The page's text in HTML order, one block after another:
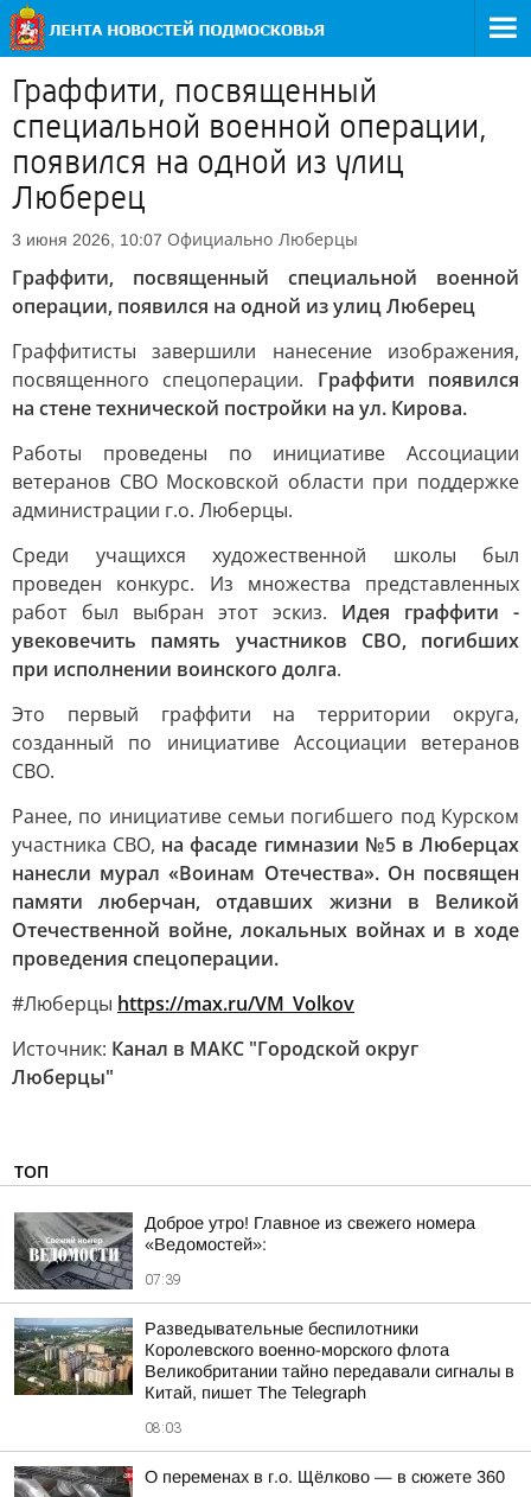
Граффити, посвященный
специальной военной операции,
появился на одной из улиц
Люберец
3 июня 2026, 10:07 Официально Люберцы
Граффити, посвященный специальной военной
операции, появился на одной из улиц Люберец
Граффитисты завершили нанесение изображения,
посвященного спецоперации. Граффити появился
на стене технической постройки на ул. Кирова.
Работы проведены по инициативе Ассоциации
ветеранов СВО Московской области при поддержке
администрации г.о. Люберцы.
Среди учащихся художественной школы был
проведен конкурс. Из множества представленных
работ был выбран этот эскиз. Идея граффити -
увековечить память участников СВО, погибших
при исполнении воинского долга.
Это первый граффити на территории округа,
созданный по инициативе Ассоциации ветеранов
СВО.
Ранее, по инициативе семьи погибшего под Курском
участника СВО, на фасаде гимназии №5 в Люберцах
нанесли мурал «Воинам Отечества». Он посвящен
памяти люберчан, отдавших жизни в Великой
Отечественной войне, локальных войнах и в ходе
проведения спецоперации.
#Люберцы https://max.ru/VM_Volkov
Источник: Канал в МАКС "Городской округ
Люберцы"
ТОП
Доброе утро! Главное из свежего номера
«Ведомостей»:
07:39
Разведывательные беспилотники
Королевского военно-морского флота
Великобритании тайно передавали сигналы в
Китай, пишет The Telegraph
08:03
О переменах в г.о. Щёлково — в сюжете 360